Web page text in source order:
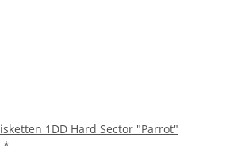
1DD Hard Sector "Parrot"
*